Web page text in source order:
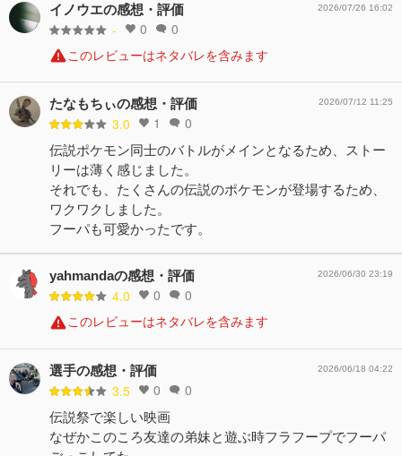
イノウエの感想・評価
- 0 0
2026/07/26 16:02
このレビューはネタバレを含みます
たなもちぃの感想・評価
3.0 1 0
2026/07/12 11:25
伝説ポケモン同士のバトルがメインとなるため、ストー
リーは薄く感じました。
それでも、たくさんの伝説のポケモンが登場するため、
ワクワクしました。
フーパも可愛かったです。
yahmandaの感想・評価
4.0 0 0
2026/06/30 23:19
このレビューはネタバレを含みます
選手の感想・評価
3.5 0 0
2026/06/18 04:22
伝説祭で楽しい映画
なぜかこのころ友達の弟妹と遊ぶ時フラフープでフーパ